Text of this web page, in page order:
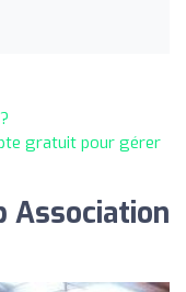
gratuit pour gérer
Association